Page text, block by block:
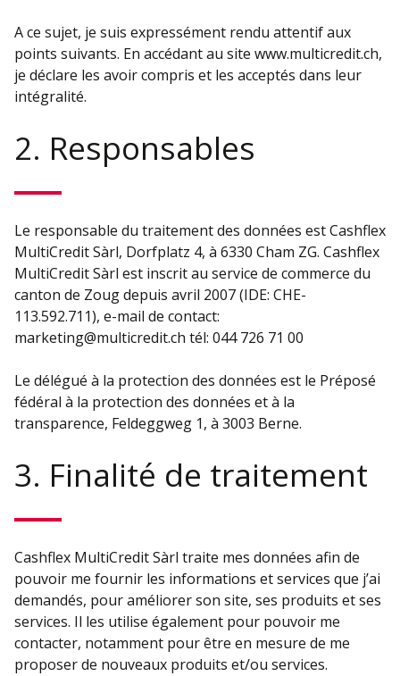
A ce sujet, je suis expressément rendu attentif aux
points suivants. En accédant au site www.multicredit.ch,
je déclare les avoir compris et les acceptés dans leur
intégralité.
2. Responsables
Le responsable du traitement des données est Cashflex
MultiCredit Sàrl, Dorfplatz 4, à 6330 Cham ZG. Cashflex
MultiCredit Sàrl est inscrit au service de commerce du
canton de Zoug depuis avril 2007 (IDE: CHE-
113.592.711), e-mail de contact:
marketing@multicredit.ch tél: 044 726 71 00
Le délégué à la protection des données est le Préposé
fédéral à la protection des données et à la
transparence, Feldeggweg 1, à 3003 Berne.
3. Finalité de traitement
Cashflex MultiCredit Sàrl traite mes données afin de
pouvoir me fournir les informations et services que j’ai
demandés, pour améliorer son site, ses produits et ses
services. Il les utilise également pour pouvoir me
contacter, notamment pour être en mesure de me
proposer de nouveaux produits et/ou services.